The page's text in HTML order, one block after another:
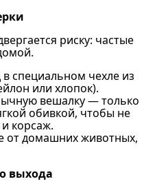
риску: частые
в специальном чехле из
или хлопок).
вешалку — только
обивкой, чтобы не
корсаж.
от домашних животных,
выхода